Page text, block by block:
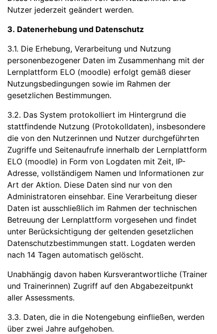
Nutzer jederzeit geändert werden.
3. Datenerhebung und Datenschutz
3.1. Die Erhebung, Verarbeitung und Nutzung
personenbezogener Daten im Zusammenhang mit der
Lernplattform ELO (moodle) erfolgt gemäß dieser
Nutzungsbedingungen sowie im Rahmen der
gesetzlichen Bestimmungen.
3.2. Das System protokolliert im Hintergrund die
stattfindende Nutzung (Protokolldaten), insbesondere
die von den Nutzerinnen und Nutzer durchgeführten
Zugriffe und Seitenaufrufe innerhalb der Lernplattform
ELO (moodle) in Form von Logdaten mit Zeit, IP-
Adresse, vollständigem Namen und Informationen zur
Art der Aktion. Diese Daten sind nur von den
Administratoren einsehbar. Eine Verarbeitung dieser
Daten ist ausschließlich im Rahmen der technischen
Betreuung der Lernplattform vorgesehen und findet
unter Berücksichtigung der geltenden gesetzlichen
Datenschutzbestimmungen statt. Logdaten werden
nach 14 Tagen automatisch gelöscht.
Unabhängig davon haben Kursverantwortliche (Trainer
und Trainerinnen) Zugriff auf den Abgabezeitpunkt
aller Assessments.
3.3. Daten, die in die Notengebung einfließen, werden
über zwei Jahre aufgehoben.